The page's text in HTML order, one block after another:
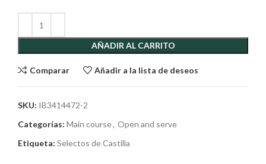
AÑADIR AL CARRITO
Comparar Añadir a la lista de deseos
SKU: IB3414472-2
Categorías: Main course, Open and serve
Etiqueta: Selectos de Castilla